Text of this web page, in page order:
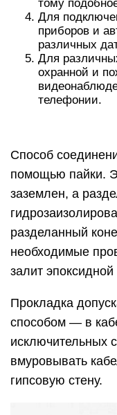
тому
Для
приборов и
различных
Для
охранной и
телефонии.
Способ
помощью пайки.
заземлен, а
разделанный
необходимые
залит
Прокладка
способом — в
исключительных
вмуровывать
гипсовую стену.